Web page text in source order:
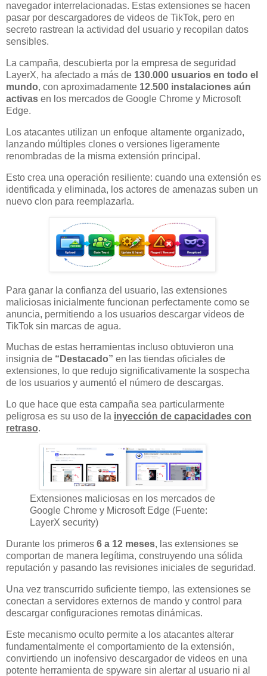
navegador interrelacionadas. Estas extensiones se hacen
pasar por descargadores de videos de TikTok, pero en
secreto rastrean la actividad del usuario y recopilan datos
sensibles.
La campaña, descubierta por la empresa de seguridad
LayerX, ha afectado a más de 130.000 usuarios en todo el
mundo, con aproximadamente 12.500 instalaciones aún
activas en los mercados de Google Chrome y Microsoft
Edge.
Los atacantes utilizan un enfoque altamente organizado,
lanzando múltiples clones o versiones ligeramente
renombradas de la misma extensión principal.
Esto crea una operación resiliente: cuando una extensión es
identificada y eliminada, los actores de amenazas suben un
nuevo clon para reemplazarla.
Para ganar la confianza del usuario, las extensiones
maliciosas inicialmente funcionan perfectamente como se
anuncia, permitiendo a los usuarios descargar videos de
TikTok sin marcas de agua.
Muchas de estas herramientas incluso obtuvieron una
insignia de “Destacado” en las tiendas oficiales de
extensiones, lo que redujo significativamente la sospecha
de los usuarios y aumentó el número de descargas.
Lo que hace que esta campaña sea particularmente
peligrosa es su uso de la inyección de capacidades con
retraso.
Extensiones maliciosas en los mercados de
Google Chrome y Microsoft Edge (Fuente:
LayerX security)
Durante los primeros 6 a 12 meses, las extensiones se
comportan de manera legítima, construyendo una sólida
reputación y pasando las revisiones iniciales de seguridad.
Una vez transcurrido suficiente tiempo, las extensiones se
conectan a servidores externos de mando y control para
descargar configuraciones remotas dinámicas.
Este mecanismo oculto permite a los atacantes alterar
fundamentalmente el comportamiento de la extensión,
convirtiendo un inofensivo descargador de videos en una
potente herramienta de spyware sin alertar al usuario ni al